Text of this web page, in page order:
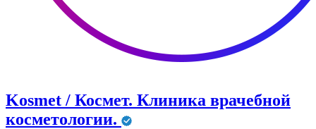
Kosmet / Космет. Клиника врачебной
косметологии.